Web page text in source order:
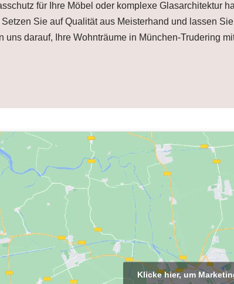
für Ihre Möbel oder komplexe Glasarchitektur
Sie auf Qualität aus Meisterhand und lassen
darauf, Ihre Wohnträume in München-Trudering
Klicke hier, um